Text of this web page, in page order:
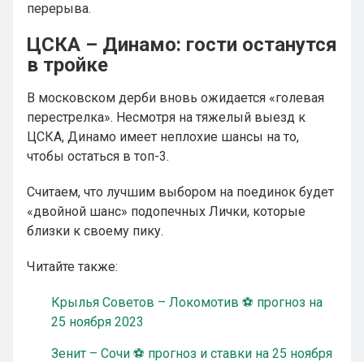
перерыва.
ЦСКА – Динамо: гости останутся
в тройке
В московском дерби вновь ожидается «голевая
перестрелка». Несмотря на тяжелый выезд к
ЦСКА, Динамо имеет неплохие шансы на то,
чтобы остаться в топ-3.
Считаем, что лучшим выбором на поединок будет
«двойной шанс» подопечных Лички, которые
близки к своему пику.
Читайте также:
Крылья Советов – Локомотив ⚽ прогноз на
25 ноября 2023
Зенит – Сочи ⚽ прогноз и ставки на 25 ноября